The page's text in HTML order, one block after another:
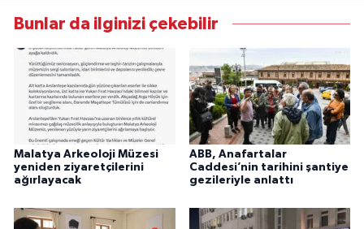
Bunlar da ilginizi çekebilir
Malatya Arkeoloji Müzesi
yeniden ziyaretçilerini
ağırlayacak
ABB, Anafartalar
Caddesi’nin tarihini şantiye
gezileriyle anlattı